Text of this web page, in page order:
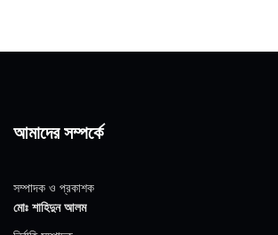
আমাদের সম্পর্কে
সম্পাদক ও প্রকাশক
মোঃ শাহিদুন আলম